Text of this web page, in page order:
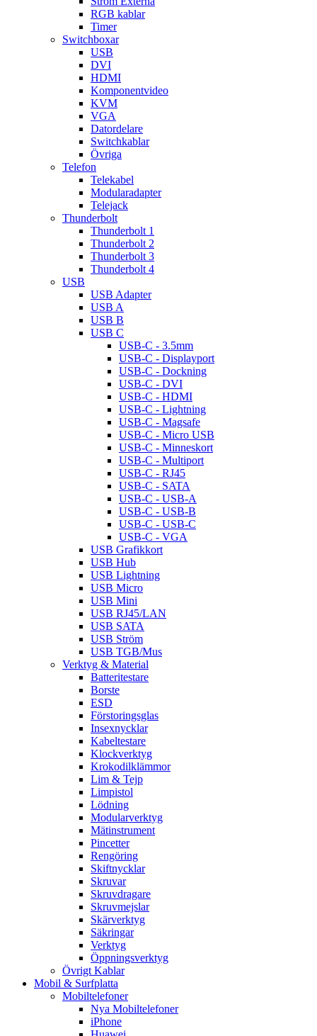
RGB kablar
Timer
Switchboxar
USB
DVI
HDMI
Komponentvideo
KVM
VGA
Datordelare
Switchkablar
Övriga
Telefon
Telekabel
Modularadapter
Telejack
Thunderbolt
Thunderbolt 1
Thunderbolt 2
Thunderbolt 3
Thunderbolt 4
USB
USB Adapter
USB A
USB B
USB C
USB-C - 3.5mm
USB-C - Displayport
USB-C - Dockning
USB-C - DVI
USB-C - HDMI
USB-C - Lightning
USB-C - Magsafe
USB-C - Micro USB
USB-C - Minneskort
USB-C - Multiport
USB-C - RJ45
USB-C - SATA
USB-C - USB-A
USB-C - USB-B
USB-C - USB-C
USB-C - VGA
USB Grafikkort
USB Hub
USB Lightning
USB Micro
USB Mini
USB RJ45/LAN
USB SATA
USB Ström
USB TGB/Mus
Verktyg & Material
Batteritestare
Borste
ESD
Förstoringsglas
Insexnycklar
Kabeltestare
Klockverktyg
Krokodilklämmor
Lim & Tejp
Limpistol
Lödning
Modularverktyg
Mätinstrument
Pincetter
Rengöring
Skiftnycklar
Skruvar
Skruvdragare
Skruvmejslar
Skärverktyg
Säkringar
Verktyg
Öppningsverktyg
Övrigt Kablar
Mobil & Surfplatta
Mobiltelefoner
Nya Mobiltelefoner
iPhone